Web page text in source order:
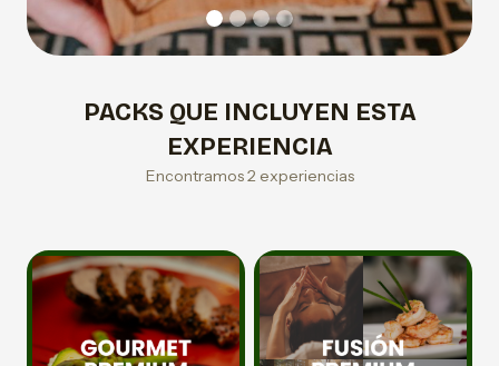
PACKS QUE INCLUYEN ESTA
EXPERIENCIA
Encontramos 2 experiencias